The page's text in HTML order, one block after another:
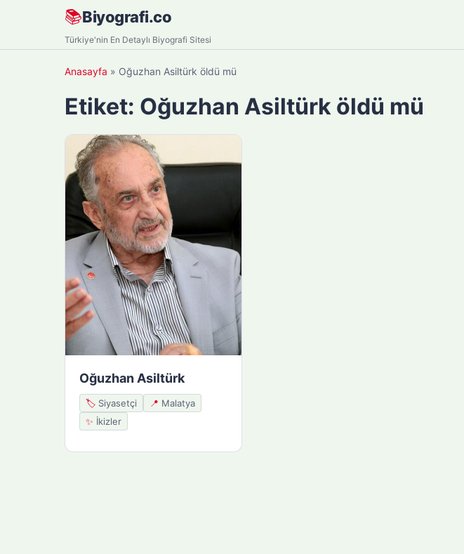
📚Biyografi.co
Türkiye'nin En Detaylı Biyografi Sitesi
Anasayfa » Oğuzhan Asiltürk öldü mü
Etiket: Oğuzhan Asiltürk öldü mü
Oğuzhan Asiltürk
🏷️ Siyasetçi 📍 Malatya
✨ İkizler